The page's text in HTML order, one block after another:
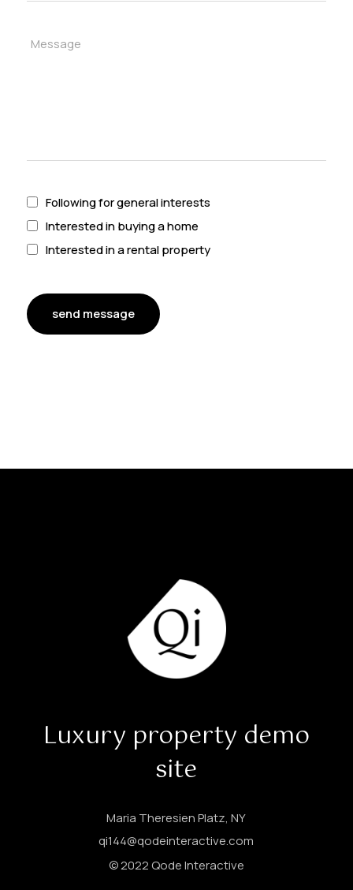
Following for general interests
Interested in buying a home
Interested in a rental property
Luxury property demo
site
Maria Theresien Platz, NY
qi144@qodeinteractive.com
© 2022Qode Interactive